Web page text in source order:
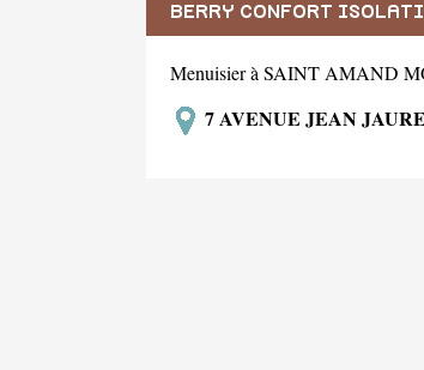
BERRY CONFORT
Menuisier à SAINT AMAND
7 AVENUE JEAN